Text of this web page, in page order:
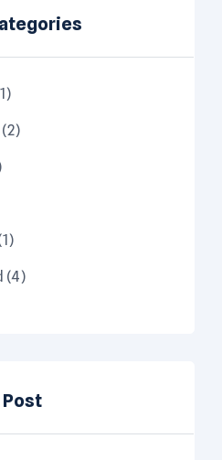
(2)
(4)